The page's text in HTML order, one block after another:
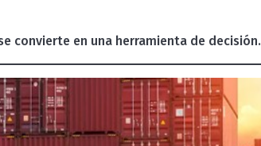
convierte en una herramienta de decisión.